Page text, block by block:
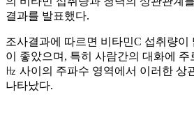
결과를 발표했다.
조사결과에 따르면 비타민C 섭취량이
이 좋았으며, 특히 사람간의 대화에 주
㎐ 사이의 주파수 영역에서 이러한 상
나타났다.